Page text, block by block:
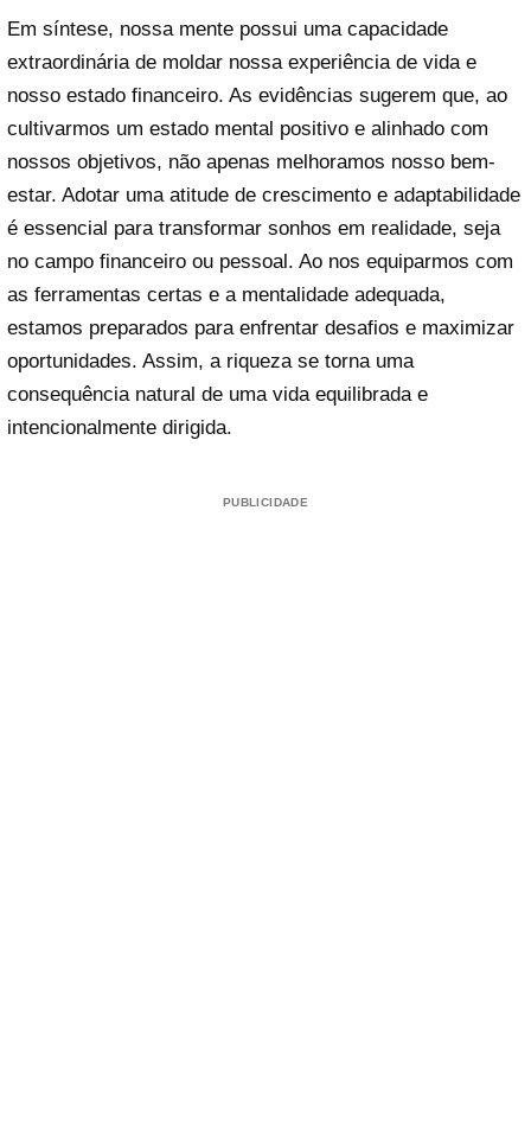
Em síntese, nossa mente possui uma capacidade
extraordinária de moldar nossa experiência de vida e
nosso estado financeiro. As evidências sugerem que, ao
cultivarmos um estado mental positivo e alinhado com
nossos objetivos, não apenas melhoramos nosso bem-
estar. Adotar uma atitude de crescimento e adaptabilidade
é essencial para transformar sonhos em realidade, seja
no campo financeiro ou pessoal. Ao nos equiparmos com
as ferramentas certas e a mentalidade adequada,
estamos preparados para enfrentar desafios e maximizar
oportunidades. Assim, a riqueza se torna uma
consequência natural de uma vida equilibrada e
intencionalmente dirigida.
PUBLICIDADE